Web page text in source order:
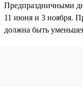
Предпраздничными
11 июня и 3 ноября.
должна быть